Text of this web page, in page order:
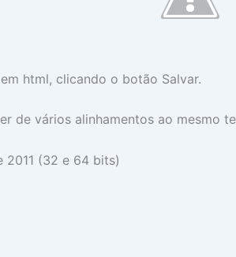
html, clicando o botão Salvar.
de vários alinhamentos ao mesmo
2011 (32 e 64 bits)